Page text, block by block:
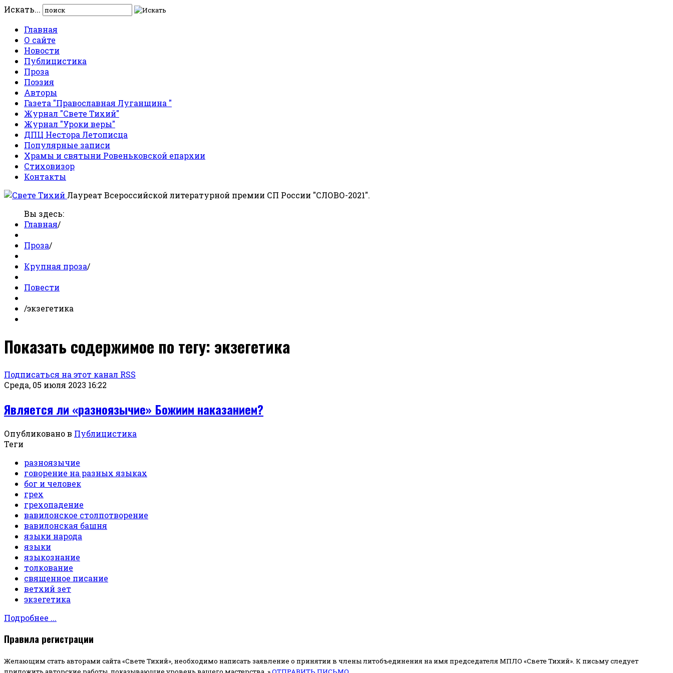
Искать...
Главная
О сайте
Новости
Публицистика
Проза
Поэзия
Авторы
Газета "Православная Луганщина "
Журнал "Свете Тихий"
Журнал "Уроки веры"
ДПЦ Нестора Летописца
Популярные записи
Храмы и святыни Ровеньковской епархии
Стиховизор
Контакты
Лауреат Всероссийской литературной премии СП России "СЛОВО-2021".
Вы здесь:
Главная/
Проза/
Крупная проза/
Повести
/экзегетика
Показать содержимое по тегу: экзегетика
Подписаться на этот канал RSS
Среда, 05 июля 2023 16:22
Является ли «разноязычие» Божиим наказанием?
Опубликовано в Публицистика
Теги
разноязычие
говорение на разных языках
бог и человек
грех
грехопадение
вавилонское столпотворение
вавилонская башня
языки народа
языки
языкознание
толкование
священное писание
ветхий зет
экзегетика
Подробнее ...
Правила регистрации
Желающим стать авторами сайта «Свете Тихий», необходимо написать заявление о принятии в члены литобъединения на имя председателя МПЛО «Свете Тихий». К письму следует